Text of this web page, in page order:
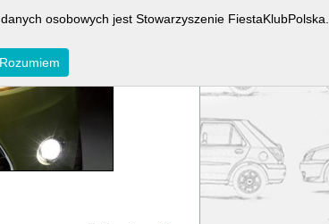
osobowych jest Stowarzyszenie FiestaKlubPolska.
Rozumiem